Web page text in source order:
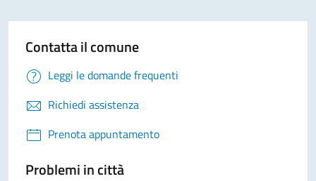
Contatta il comune
Leggi le domande frequenti
Richiedi assistenza
Prenota appuntamento
Problemi in città